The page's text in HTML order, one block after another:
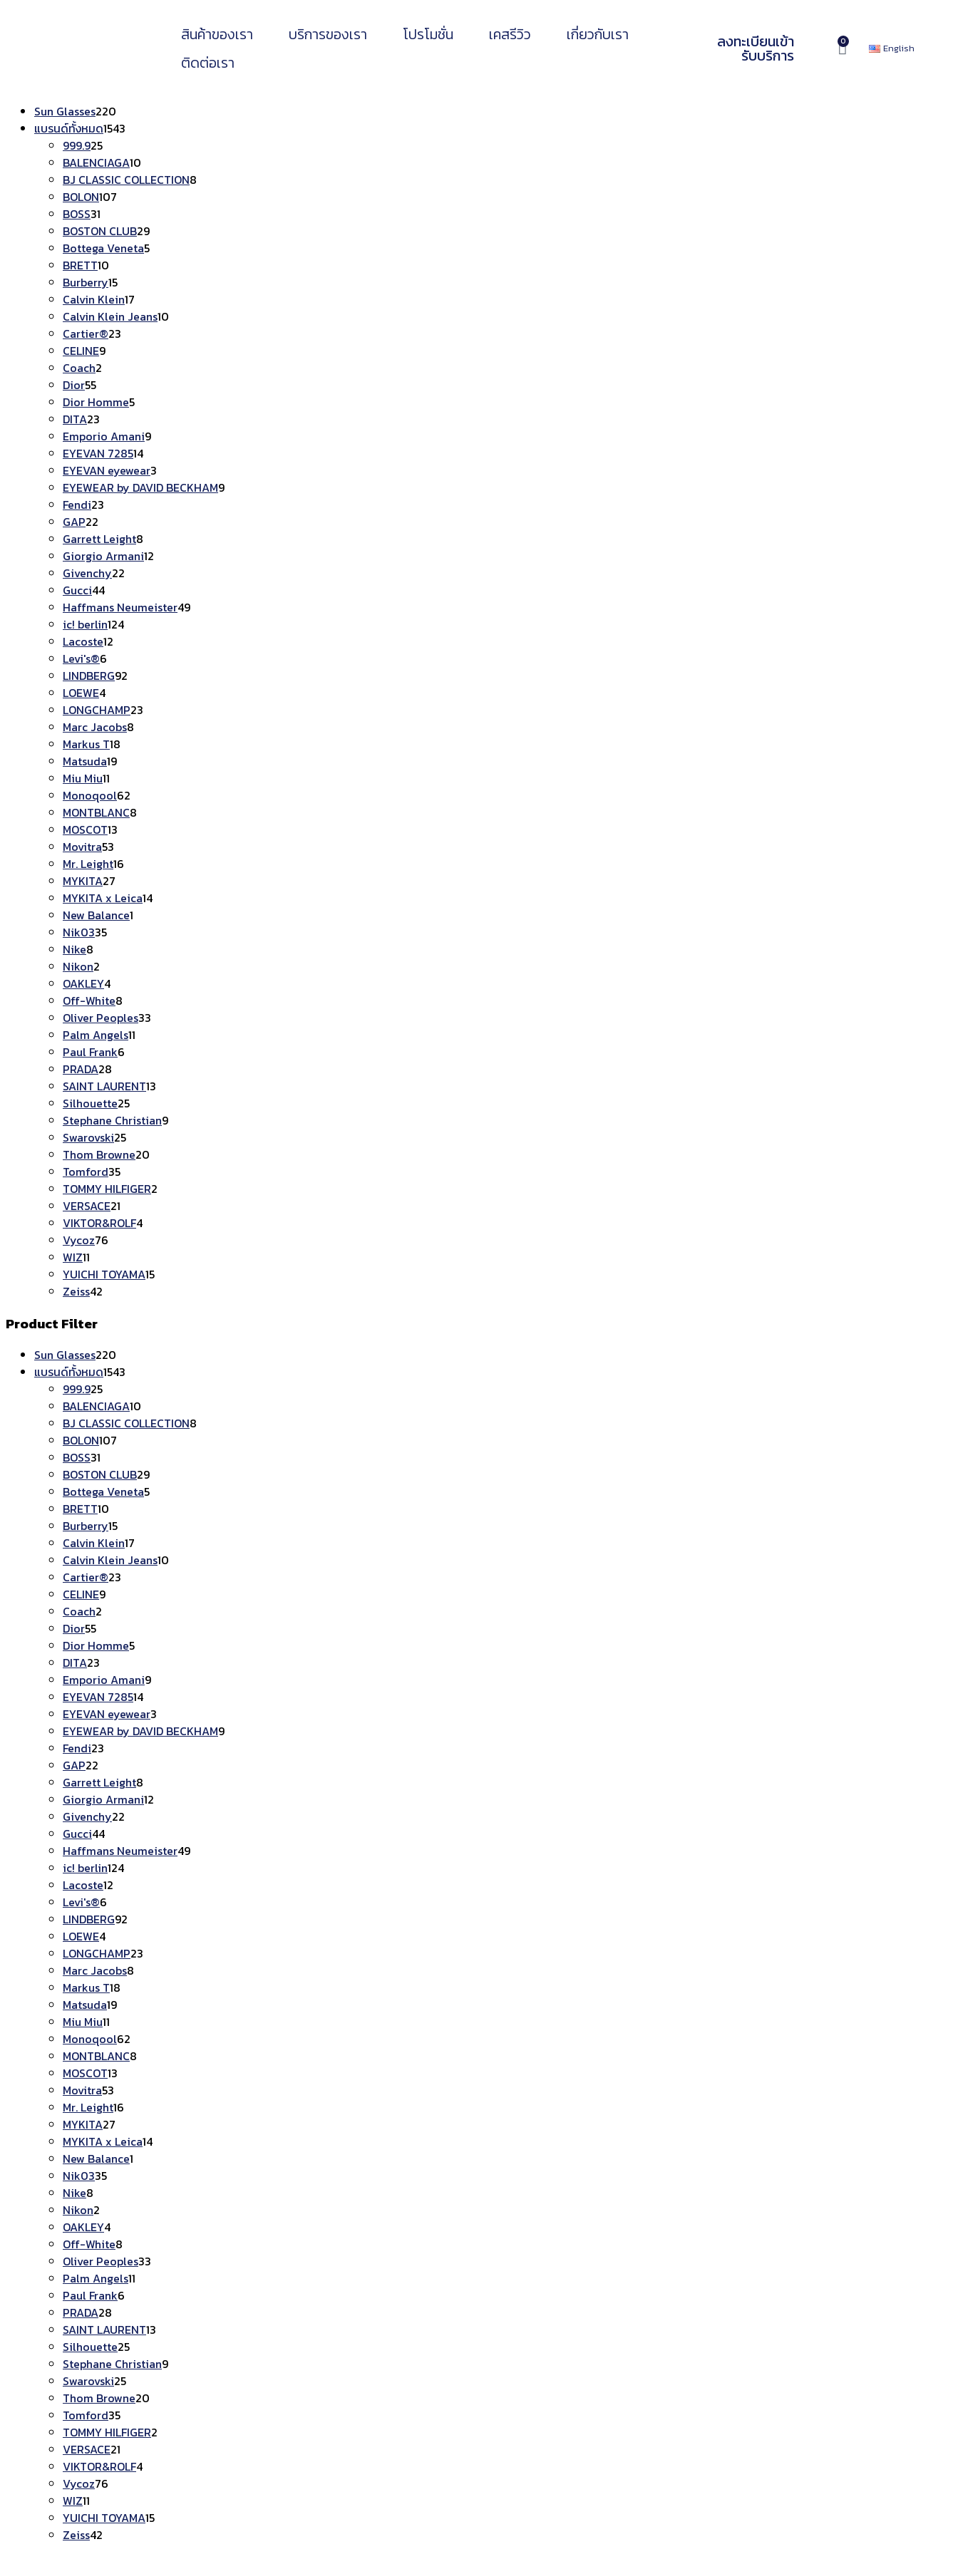
สินค้าของเรา บริการของเรา โปรโมชั่น เคสรีวิว
เกี่ยวกับเรา
ติดต่อเรา
ลงทะเบียนเข้า
รับบริการ
0
English
Sun Glasses220
แบรนด์ทั้งหมด1543
999.925
BALENCIAGA10
BJ CLASSIC COLLECTION8
BOLON107
BOSS31
BOSTON CLUB29
Bottega Veneta5
BRETT10
Burberry15
Calvin Klein17
Calvin Klein Jeans10
Cartier®23
CELINE9
Coach2
Dior55
Dior Homme5
DITA23
Emporio Amani9
EYEVAN 728514
EYEVAN eyewear3
EYEWEAR by DAVID BECKHAM9
Fendi23
GAP22
Garrett Leight8
Giorgio Armani12
Givenchy22
Gucci44
Haffmans Neumeister49
ic! berlin124
Lacoste12
Levi's®6
LINDBERG92
LOEWE4
LONGCHAMP23
Marc Jacobs8
Markus T18
Matsuda19
Miu Miu11
Monoqool62
MONTBLANC8
MOSCOT13
Movitra53
Mr. Leight16
MYKITA27
MYKITA x Leica14
New Balance1
Nik0335
Nike8
Nikon2
OAKLEY4
Off-White8
Oliver Peoples33
Palm Angels11
Paul Frank6
PRADA28
SAINT LAURENT13
Silhouette25
Stephane Christian9
Swarovski25
Thom Browne20
Tomford35
TOMMY HILFIGER2
VERSACE21
VIKTOR&ROLF4
Vycoz76
WIZ11
YUICHI TOYAMA15
Zeiss42
Product Filter
Sun Glasses220
แบรนด์ทั้งหมด1543
999.925
BALENCIAGA10
BJ CLASSIC COLLECTION8
BOLON107
BOSS31
BOSTON CLUB29
Bottega Veneta5
BRETT10
Burberry15
Calvin Klein17
Calvin Klein Jeans10
Cartier®23
CELINE9
Coach2
Dior55
Dior Homme5
DITA23
Emporio Amani9
EYEVAN 728514
EYEVAN eyewear3
EYEWEAR by DAVID BECKHAM9
Fendi23
GAP22
Garrett Leight8
Giorgio Armani12
Givenchy22
Gucci44
Haffmans Neumeister49
ic! berlin124
Lacoste12
Levi's®6
LINDBERG92
LOEWE4
LONGCHAMP23
Marc Jacobs8
Markus T18
Matsuda19
Miu Miu11
Monoqool62
MONTBLANC8
MOSCOT13
Movitra53
Mr. Leight16
MYKITA27
MYKITA x Leica14
New Balance1
Nik0335
Nike8
Nikon2
OAKLEY4
Off-White8
Oliver Peoples33
Palm Angels11
Paul Frank6
PRADA28
SAINT LAURENT13
Silhouette25
Stephane Christian9
Swarovski25
Thom Browne20
Tomford35
TOMMY HILFIGER2
VERSACE21
VIKTOR&ROLF4
Vycoz76
WIZ11
YUICHI TOYAMA15
Zeiss42